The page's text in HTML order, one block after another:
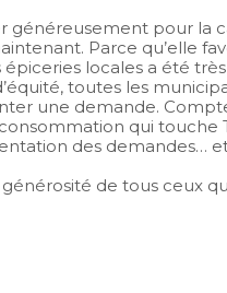
généreusement pour la
Parce qu’elle
locales a été
toutes les
une demande.
qui touche
des demandes…
de tous ceux